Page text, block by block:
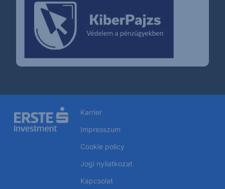
Karrier
Impresszum
Cookie policy
Jogi nyilatkozat
Kapcsolat